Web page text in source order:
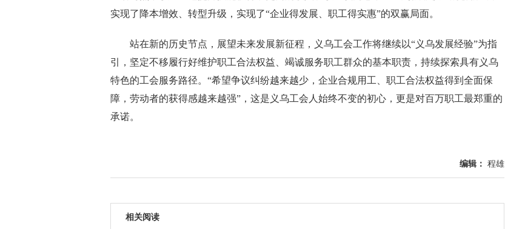
实现了降本增效、转型升级，实现了“企业得发展、职工得实惠”的双赢局面。
站在新的历史节点，展望未来发展新征程，义乌工会工作将继续以“义乌发展经验”为指
引，坚定不移履行好维护职工合法权益、竭诚服务职工群众的基本职责，持续探索具有义乌
特色的工会服务路径。“希望争议纠纷越来越少，企业合规用工、职工合法权益得到全面保
障，劳动者的获得感越来越强”，这是义乌工会人始终不变的初心，更是对百万职工最郑重的
承诺。
编辑： 程雄
相关阅读